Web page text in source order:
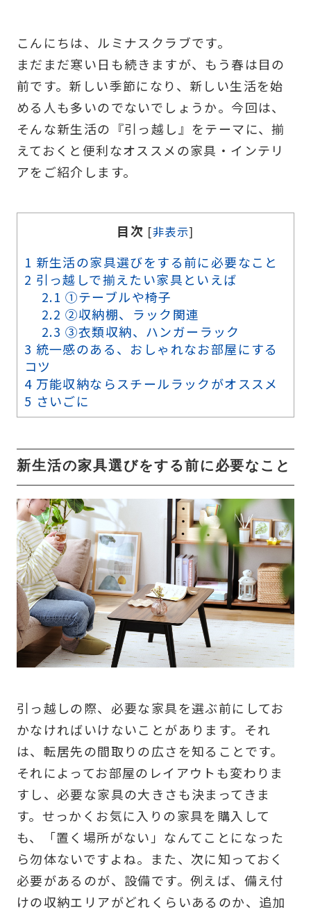
こんにちは、ルミナスクラブです。
まだまだ寒い日も続きますが、もう春は目の
前です。新しい季節になり、新しい生活を始
める人も多いのでないでしょうか。今回は、
そんな新生活の『引っ越し』をテーマに、揃
えておくと便利なオススメの家具・インテリ
アをご紹介します。
目次 [非表示]
1 新生活の家具選びをする前に必要なこと
2 引っ越しで揃えたい家具といえば
2.1 ①テーブルや椅子
2.2 ②収納棚、ラック関連
2.3 ③衣類収納、ハンガーラック
3 統一感のある、おしゃれなお部屋にする
コツ
4 万能収納ならスチールラックがオススメ
5 さいごに
新生活の家具選びをする前に必要なこと
引っ越しの際、必要な家具を選ぶ前にしてお
かなければいけないことがあります。それ
は、転居先の間取りの広さを知ることです。
それによってお部屋のレイアウトも変わりま
すし、必要な家具の大きさも決まってきま
す。せっかくお気に入りの家具を購入して
も、「置く場所がない」なんてことになった
ら勿体ないですよね。また、次に知っておく
必要があるのが、設備です。例えば、備え付
けの収納エリアがどれくらいあるのか、追加